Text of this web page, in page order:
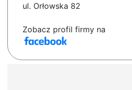
ul. Orłowska 82
Zobacz profil firmy na